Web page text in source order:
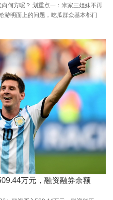
何方呢？ 划重点一：米家三姐妹不再
游明面上的问题，吃瓜群众基本都门
万元，融资融券余额